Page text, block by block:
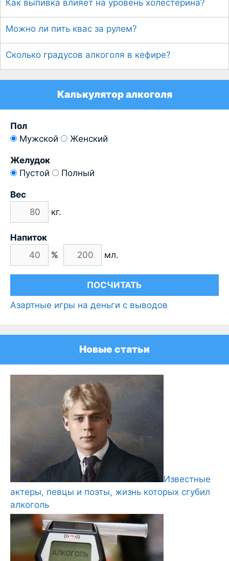
Как выпивка влияет на уровень холестерина?
Можно ли пить квас за рулем?
Сколько градусов алкоголя в кефире?
Калькулятор алкоголя
Пол
Мужской
Женский
Желудок
Пустой
Полный
Вес
кг.
Напиток
%
мл.
Азартные игры на деньги с выводов
Новые статьи
Известные
актеры, певцы и поэты, жизнь которых сгубил
алкоголь